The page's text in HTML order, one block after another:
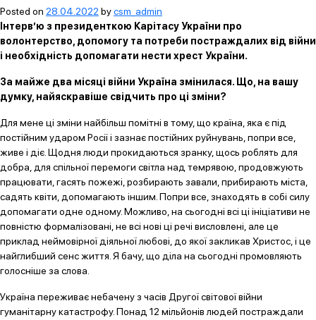
Posted on 28.04.2022 bycsm_admin
Інтерв’ю з президенткою Карітасу України про
волонтерство, допомогу та потреби постраждалих від війни
і необхідність допомагати нести хрест України.
За майже два місяці війни Україна змінилася. Що, на вашу
думку, найяскравіше свідчить про ці зміни?
Для мене ці зміни найбільш помітні в тому, що країна, яка є під
постійним ударом Росії і зазнає постійних руйнувань, попри все,
живе і діє. Щодня люди прокидаються зранку, щось роблять для
добра, для спільної перемоги світла над темрявою, продовжують
працювати, гасять пожежі, розбирають завали, прибирають міста,
садять квіти, допомагають іншим. Попри все, знаходять в собі силу
допомагати одне одному. Можливо, на сьогодні всі ці ініціативи не
повністю формалізовані, не всі нові ці речі висловлені, але це
приклад неймовірної діяльної любові, до якої закликав Христос, і це
найглибший сенс життя. Я бачу, що діла на сьогодні промовляють
голосніше за слова.
Україна переживає небачену з часів Другої світової війни
гуманітарну катастрофу. Понад 12 мільйонів людей постраждали